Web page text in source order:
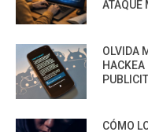
ATAQUE
OLVIDA
HACKEA
CÓMO